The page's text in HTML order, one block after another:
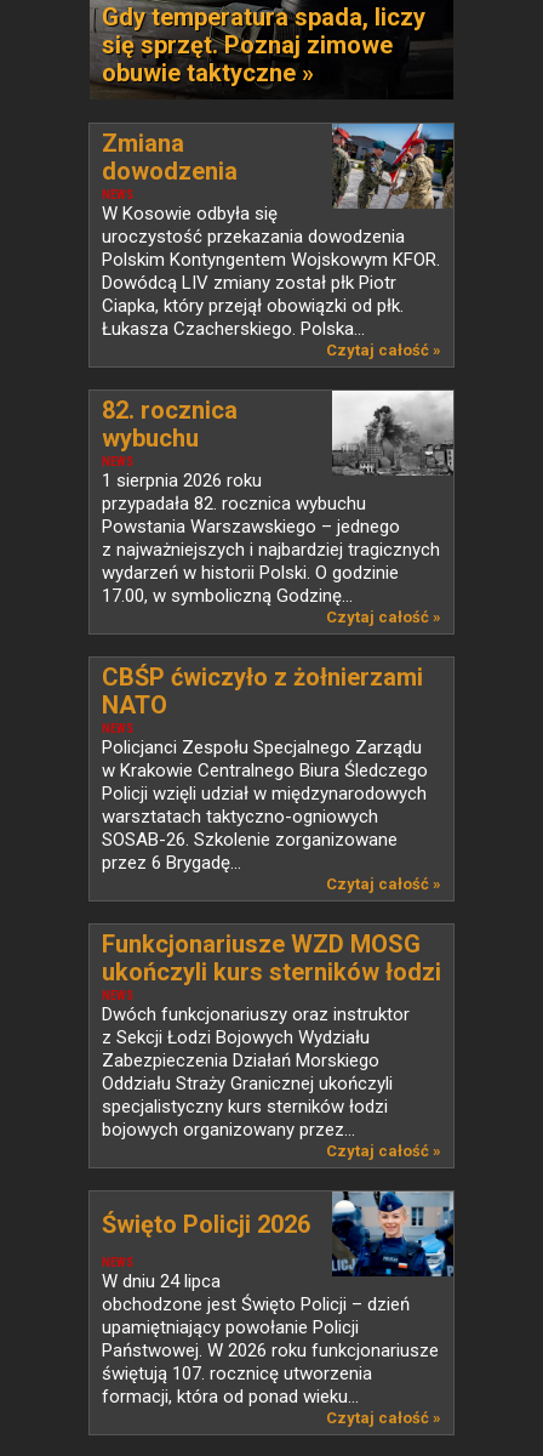
Gdy temperatura spada, liczy
się sprzęt. Poznaj zimowe
obuwie taktyczne »
NEWS
Zmiana
dowodzenia
Polskim...
W Kosowie odbyła się
uroczystość przekazania dowodzenia
Polskim Kontyngentem Wojskowym KFOR.
Dowódcą LIV zmiany został płk Piotr
Ciapka, który przejął obowiązki od płk.
Łukasza Czacherskiego. Polska...
Czytaj całość »
NEWS
82. rocznica
wybuchu
Powstania...
1 sierpnia 2026 roku
przypadała 82. rocznica wybuchu
Powstania Warszawskiego – jednego
z najważniejszych i najbardziej tragicznych
wydarzeń w historii Polski. O godzinie
17.00, w symboliczną Godzinę...
Czytaj całość »
NEWS
CBŚP ćwiczyło z żołnierzami
NATO
Policjanci Zespołu Specjalnego Zarządu
w Krakowie Centralnego Biura Śledczego
Policji wzięli udział w międzynarodowych
warsztatach taktyczno-ogniowych
SOSAB-26. Szkolenie zorganizowane
przez 6 Brygadę...
Czytaj całość »
NEWS
Funkcjonariusze WZD MOSG
ukończyli kurs sterników łodzi
bojowych
Dwóch funkcjonariuszy oraz instruktor
z Sekcji Łodzi Bojowych Wydziału
Zabezpieczenia Działań Morskiego
Oddziału Straży Granicznej ukończyli
specjalistyczny kurs sterników łodzi
bojowych organizowany przez...
Czytaj całość »
NEWS
Święto Policji 2026
W dniu 24 lipca
obchodzone jest Święto Policji – dzień
upamiętniający powołanie Policji
Państwowej. W 2026 roku funkcjonariusze
świętują 107. rocznicę utworzenia
formacji, która od ponad wieku...
Czytaj całość »